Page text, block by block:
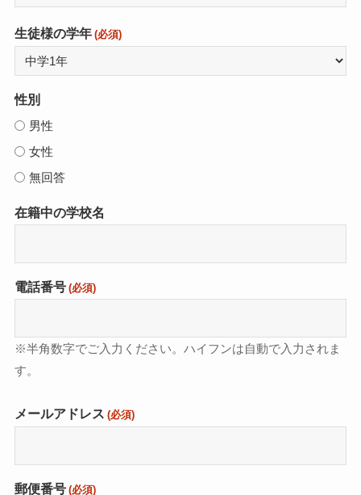
生徒様の学年 (必須)
性別
男性
女性
無回答
在籍中の学校名
電話番号 (必須)
※半角数字でご入力ください。ハイフンは自動で入力されま
す。
メールアドレス (必須)
郵便番号 (必須)